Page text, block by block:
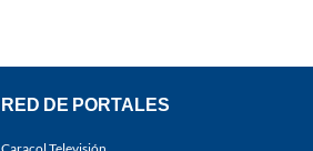
RED DE PORTALES